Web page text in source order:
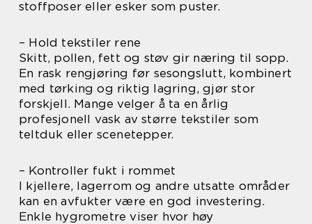
stoffposer eller esker som puster.
– Hold tekstiler rene
Skitt, pollen, fett og støv gir næring til sopp.
En rask rengjøring før sesongslutt, kombinert
med tørking og riktig lagring, gjør stor
forskjell. Mange velger å ta en årlig
profesjonell vask av større tekstiler som
teltduk eller scenetepper.
– Kontroller fukt i rommet
I kjellere, lagerrom og andre utsatte områder
kan en avfukter være en god investering.
Enkle hygrometre viser hvor høy